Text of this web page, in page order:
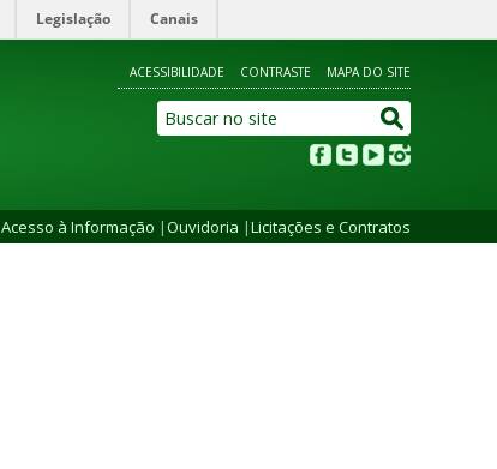
Legislação Canais
ACESSIBILIDADE CONTRASTE MAPA DO SITE
Acesso à Informação |Ouvidoria |Licitações e Contratos